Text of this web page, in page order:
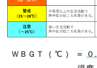
ＷＢＧＴ（ ℃ ） ＝